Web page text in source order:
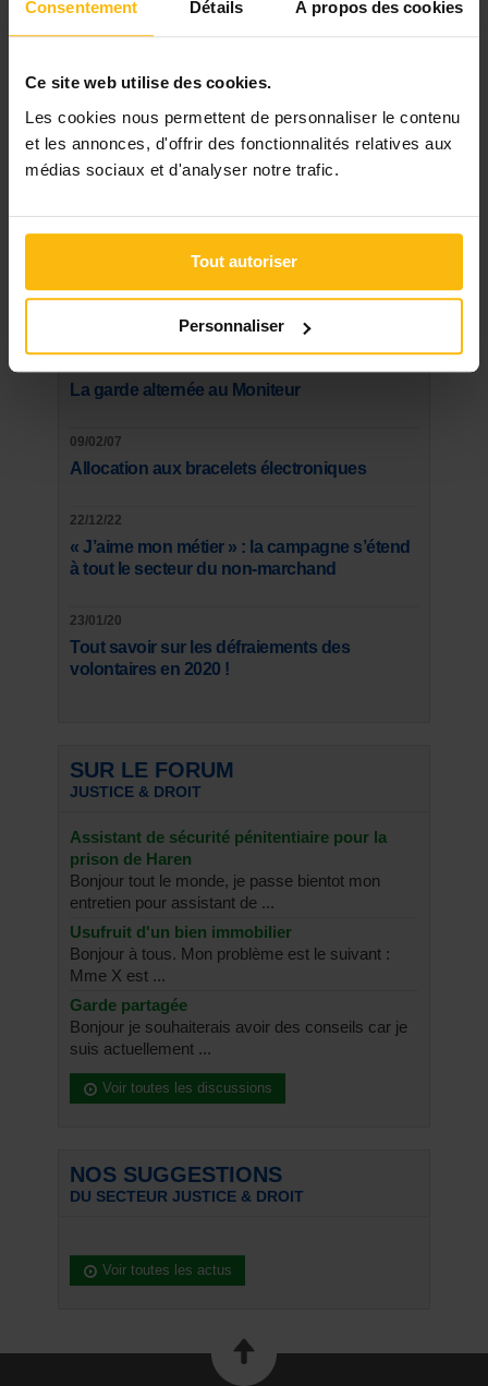
Consentement Détails À propos des cookies
Ce site web utilise des cookies.
Les cookies nous permettent de personnaliser le contenu
et les annonces, d'offrir des fonctionnalités relatives aux
médias sociaux et d'analyser notre trafic.
Tout autoriser
Personnaliser
DERNIER DOSSIER
DU SECTEUR JUSTICE & DROIT
Les plus lus
Masques buccaux: les conseils, le tuto et le
La garde alternée au Moniteur
09/02/07
Allocation aux bracelets électroniques
22/12/22
« J’aime mon métier » : la campagne s’étend
à tout le secteur du non-marchand
23/01/20
Tout savoir sur les défraiements des
volontaires en 2020 !
SUR LE FORUM
JUSTICE & DROIT
Assistant de sécurité pénitentiaire pour la
prison de Haren
Bonjour tout le monde, je passe bientot mon
entretien pour assistant de ...
Usufruit d'un bien immobilier
Bonjour à tous. Mon problème est le suivant :
Mme X est ...
Garde partagée
Bonjour je souhaiterais avoir des conseils car je
suis actuellement ...
Voir toutes les discussions
NOS SUGGESTIONS
DU SECTEUR JUSTICE & DROIT
Voir toutes les actus